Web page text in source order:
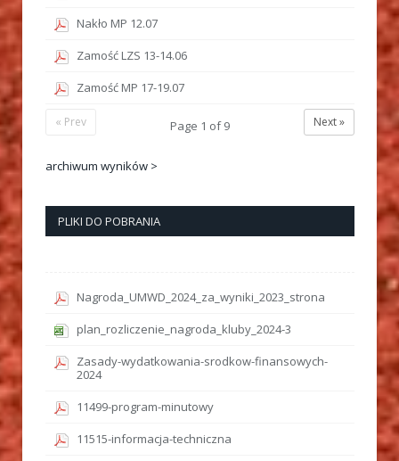
Nakło MP 12.07
Zamość LZS 13-14.06
Zamość MP 17-19.07
Next »
Page 1 of9
« Prev
archiwum wyników >
PLIKI DO POBRANIA
Nagroda_UMWD_2024_za_wyniki_2023_strona
plan_rozliczenie_nagroda_kluby_2024-3
Zasady-wydatkowania-srodkow-finansowych-
2024
11499-program-minutowy
11515-informacja-techniczna